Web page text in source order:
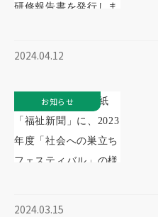
2024.04.12
2024.03.15
お知らせ